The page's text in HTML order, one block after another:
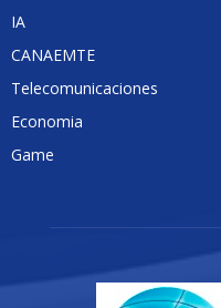
IA
CANAEMTE
Telecomunicaciones
Economia
Game